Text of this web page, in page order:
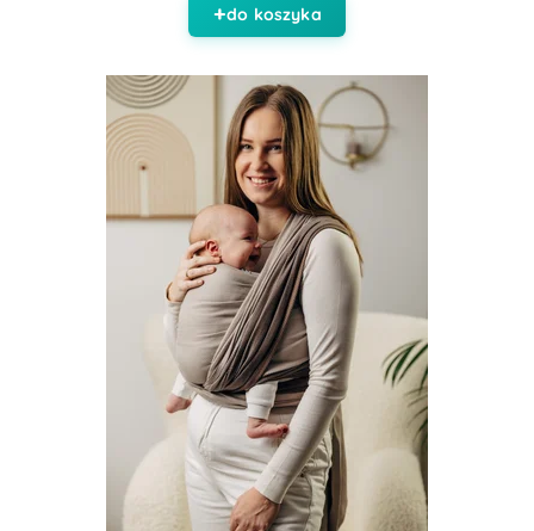
do koszyka